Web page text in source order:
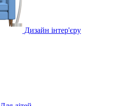
Дизайн інтер'єру